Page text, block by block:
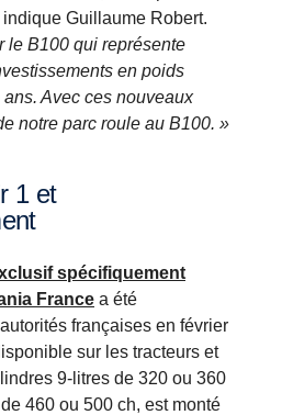
indique Guillaume Robert.
le B100 qui représente
en poids
Avec ces nouveaux
notre parc roule au B100. »
spécifiquement
France a été
françaises en février
sur les tracteurs et
9-litres de 320 ou 360
460 ou 500 ch, est monté